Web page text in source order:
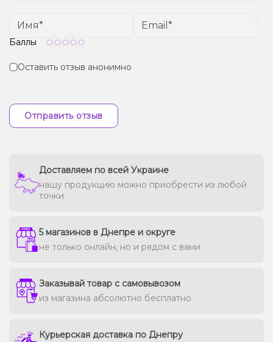
Баллы
Оставить отзыв анонимно
Отправить отзыв
Доставляем по всей Украине
нашу продукцию можно приобрести из любой
точки
5 магазинов в Днепре и округе
не только онлайн, но и рядом с вами
Заказывай товар с самовывозом
из магазина абсолютно бесплатно
Курьерская доставка по Днепру